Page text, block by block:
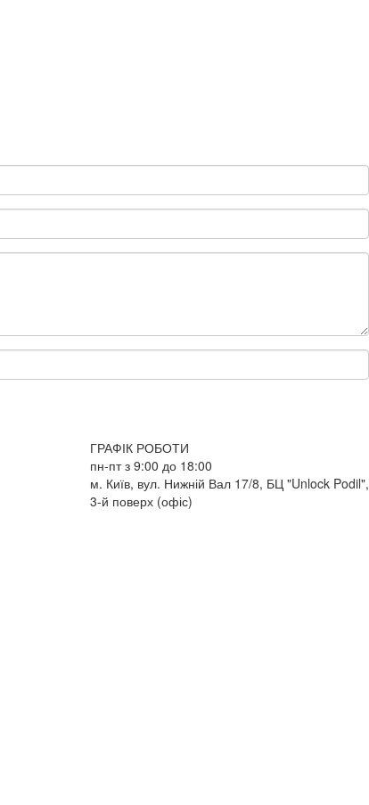
ГРАФІК РОБОТИ
пн-пт з 9:00 до 18:00
м. Київ, вул. Нижній Вал 17/8, БЦ "Unlock Podil",
3-й поверх (офіс)